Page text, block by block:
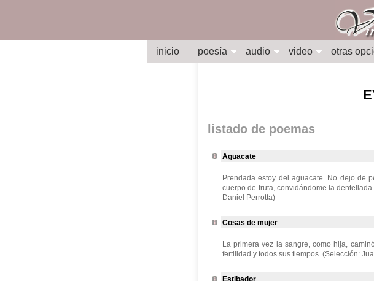
inicio poesía audio video otras
listado de poemas
Aguacate
Prendada estoy del aguacate. No dejo de
cuerpo de fruta, convidándome la
Daniel Perrotta)
Cosas de mujer
La primera vez la sangre, como hija,
fertilidad y todos sus tiempos. (Selección:
Estibador